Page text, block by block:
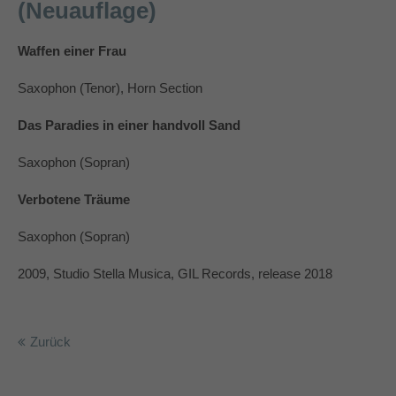
info@yourdomain.com
About us
Lorem ipsum dolor sit amet, consectetuer
Cum sociis natoque penatibus et magnis dis parturient
ultricies nec.
(Neuauflage)
Waffen einer Frau
Saxophon (Tenor), Horn Section
Das Paradies in einer handvoll Sand
Saxophon (Sopran)
Verbotene Träume
Saxophon (Sopran)
2009, Studio Stella Musica, GIL Records, release 2018
Zurück